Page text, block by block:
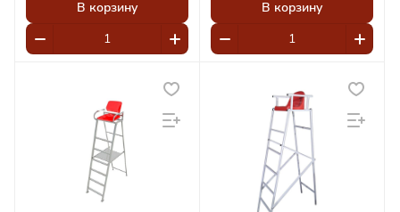
В корзину В корзину